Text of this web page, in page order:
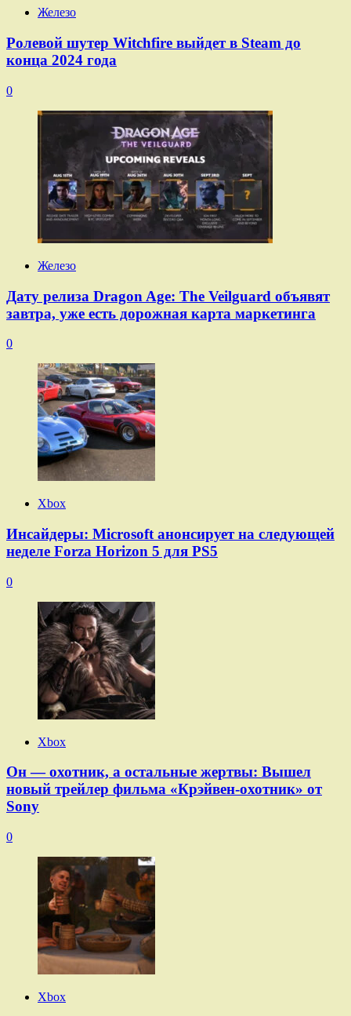
Железо
Ролевой шутер Witchfire выйдет в Steam до
конца 2024 года
0
Железо
Дату релиза Dragon Age: The Veilguard объявят
завтра, уже есть дорожная карта маркетинга
0
Xbox
Инсайдеры: Microsoft анонсирует на следующей
неделе Forza Horizon 5 для PS5
0
Xbox
Он — охотник, а остальные жертвы: Вышел
новый трейлер фильма «Крэйвен-охотник» от
Sony
0
Xbox